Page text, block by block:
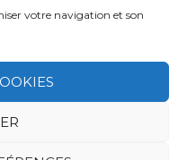
votre navigation et son
cookies